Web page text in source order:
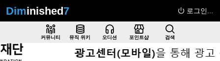
Diminished7 로그인...
커뮤니티 뮤직 위키 오디션 포인트샵 검색
Sketchbook5, 스케치북5